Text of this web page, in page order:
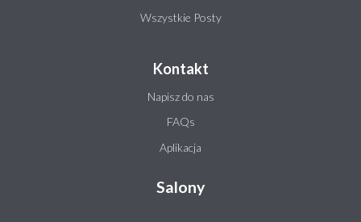
Wszystkie Posty
Kontakt
Napisz do nas
FAQs
Aplikacja
Salony